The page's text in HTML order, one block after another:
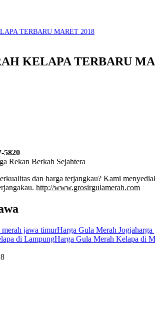
TERBARU MARET 2018
KELAPA TERBARU
5820
Rekan Berkah Sejahtera
dan harga terjangkau? Kami
http://www.grosirgulamerah.com
merah jawa timurHarga Gula Merah Jogjaharga
di LampungHarga Gula Merah Kelapa di